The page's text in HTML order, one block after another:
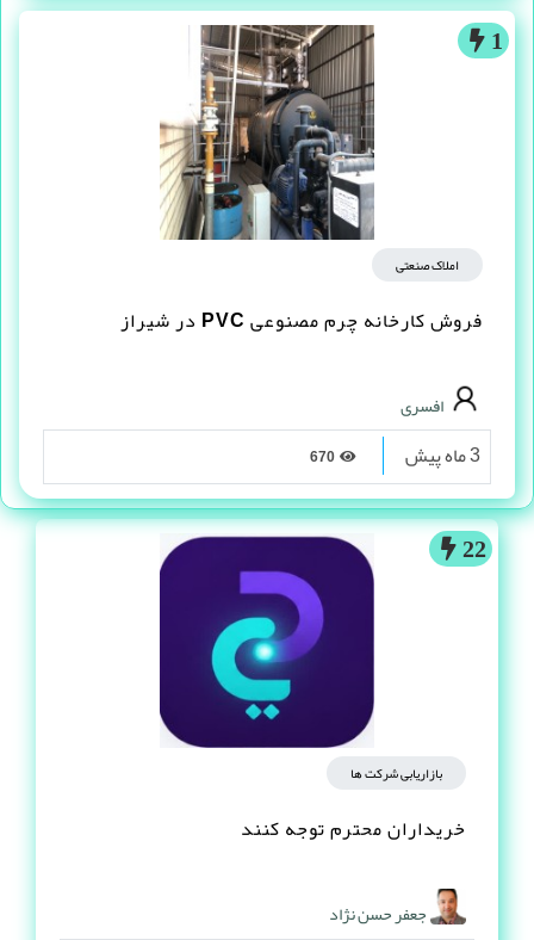
22
بازاریابی شرکت ها
خریداران محترم توجه کنند
جعفر حسن نژاد
1
املاک صنعتی
فروش کارخانه چرم مصنوعى PVC در شیراز
افسری
3 ماه پیش